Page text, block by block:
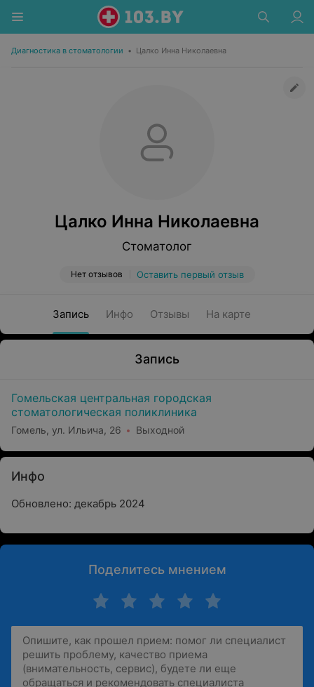
Диагностика в стоматологии • Цалко Инна Николаевна
Цалко Инна Николаевна
Стоматолог
Нет отзывов Оставить первый отзыв
Запись Инфо Отзывы На карте
Запись
Гомельская центральная городская
стоматологическая поликлиника
Гомель, ул. Ильича, 26 Выходной
Инфо
Обновлено: декабрь 2024
Поделитесь мнением